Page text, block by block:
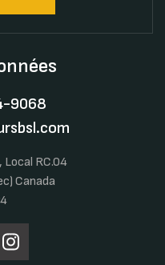
9068
RC.04
Canada